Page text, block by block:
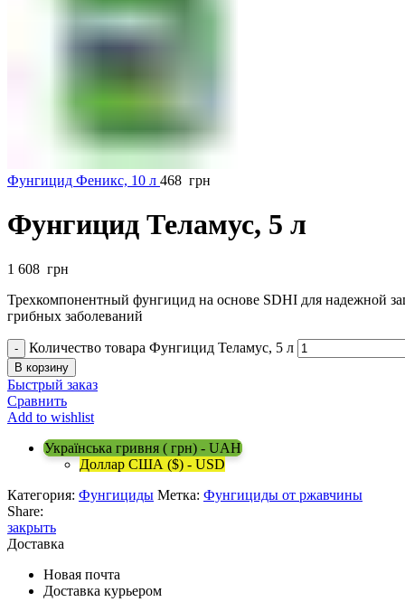
Фунгицид Феникс, 10 л 468 грн
Фунгицид Теламус, 5 л
1 608 грн
Трехкомпонентный фунгицид на основе SDHI для надежной
грибных заболеваний
Количество товара Фунгицид Теламус, 5 л
В корзину
Быстрый заказ
Сравнить
Add to wishlist
Українська гривня ( грн) - UAH
Доллар США ($) - USD
Категория: Фунгициды Метка: Фунгициды от ржавчины
Share:
закрыть
Доставка
Новая почта
Доставка курьером